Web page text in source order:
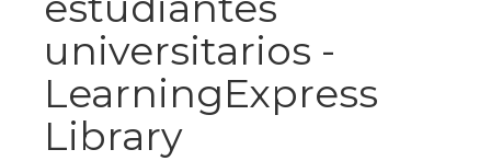
universitarios -
LearningExpress
Library